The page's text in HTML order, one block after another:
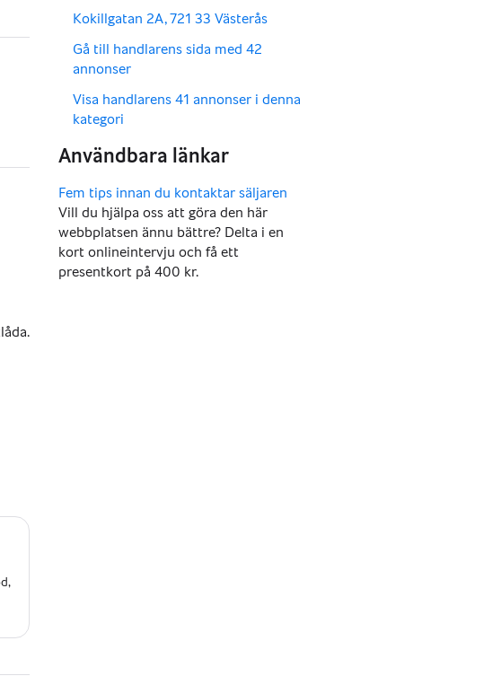
Kokillgatan 2A, 721 33 Västerås
Gå till handlarens sida med 42
annonser
Visa handlarens 41 annonser i denna
kategori
Vill du hjälpa oss att göra den här
webbplatsen ännu bättre? Delta i en
kort onlineintervju och få ett
presentkort på 400 kr.